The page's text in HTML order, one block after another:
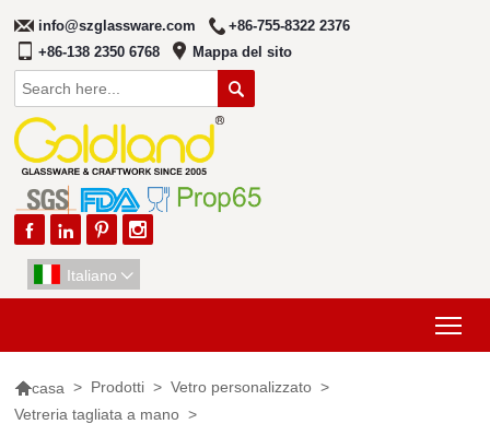
info@szglassware.com
+86-755-8322 2376
+86-138 2350 6768
Mappa del sito

   
Italiano 
casa > Prodotti > Vetro personalizzato >
Vetreria tagliata a mano >